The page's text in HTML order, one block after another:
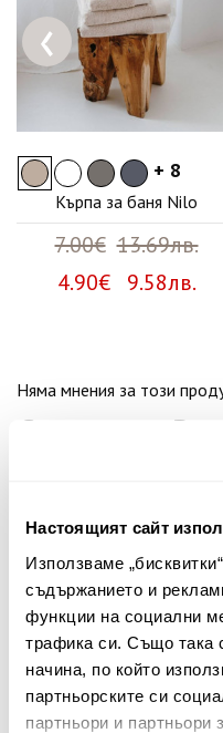
Настоящият сайт
Използваме
съдържанието и
функции на социални
трафика си. Също така
начина, по който
партньорските си
партньори и партньори
+ 8
Кърпа за баня Nilo
7.00€ 13.69лв.
4.90€ 9.58лв.
‹
Няма мнения за този
Споделете
Вашият коментар: